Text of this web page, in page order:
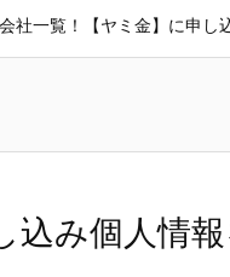
社一覧！【ヤミ金】に申し
み個人情